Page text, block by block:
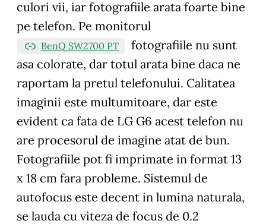
culori vii, iar fotografiile arata foarte bine
pe telefon. Pe monitorul
BenQ SW2700 PT
fotografiile nu sunt
asa colorate, dar totul arata bine daca ne
raportam la pretul telefonului. Calitatea
imaginii este multumitoare, dar este
evident ca fata de LG G6 acest telefon nu
are procesorul de imagine atat de bun.
Fotografiile pot fi imprimate in format 13
x 18 cm fara probleme. Sistemul de
autofocus este decent in lumina naturala,
se lauda cu viteza de focus de 0.2